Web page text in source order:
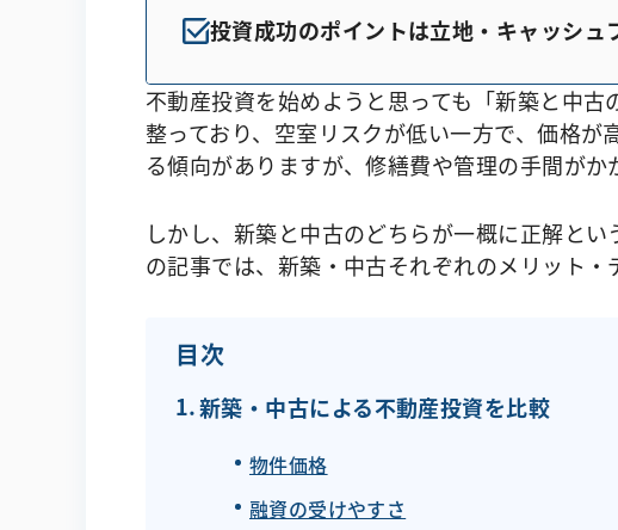
投資成功のポイントは立地・キャッシュ
不動産投資を始めようと思っても「新築と中
整っており、空室リスクが低い一方で、価格
る傾向がありますが、修繕費や管理の手間がか
しかし、新築と中古のどちらが一概に正解と
の記事では、新築・中古それぞれのメリット
目次
新築・中古による不動産投資を比較
物件価格
融資の受けやすさ